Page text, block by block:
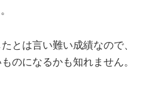
とは言い難い成績なので、
のになるかも知れません。